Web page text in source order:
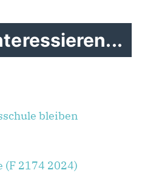
bleiben
(F 2174 2024)